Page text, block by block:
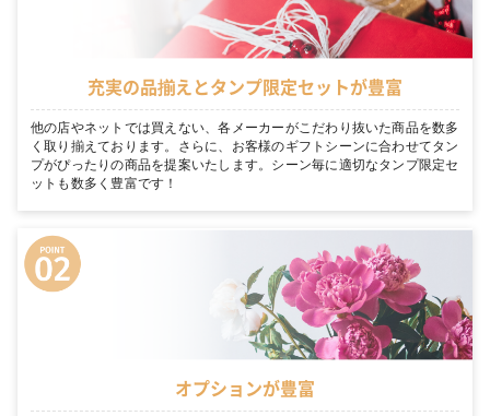
充実の品揃えとタンプ限定セットが豊富
他の店やネットでは買えない、各メーカーがこだわり抜いた商品を数多
く取り揃えております。さらに、お客様のギフトシーンに合わせてタン
プがぴったりの商品を提案いたします。シーン毎に適切なタンプ限定セ
ットも数多く豊富です！
オプションが豊富